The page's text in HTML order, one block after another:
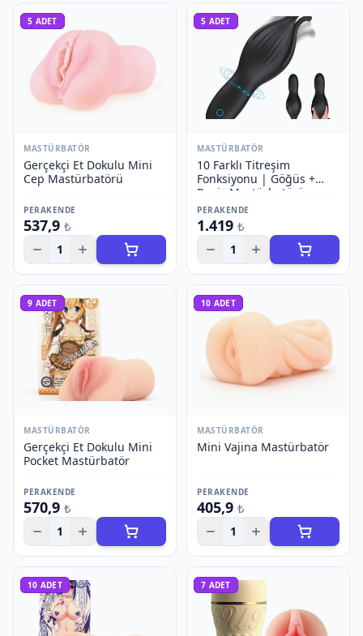
5 ADET
MASTÜRBATÖR
Gerçekçi Et Dokulu Mini
Cep Mastürbatörü
PERAKENDE
537,9 ₺
1
5 ADET
MASTÜRBATÖR
10 Farklı Titreşim
Fonksiyonu | Göğüs +
Penis Mastürbatörü
PERAKENDE
1.419 ₺
1
9 ADET
MASTÜRBATÖR
Gerçekçi Et Dokulu Mini
Pocket Mastürbatör
PERAKENDE
570,9 ₺
1
10 ADET
MASTÜRBATÖR
Mini Vajina Mastürbatör
PERAKENDE
405,9 ₺
1
10 ADET 7 ADET